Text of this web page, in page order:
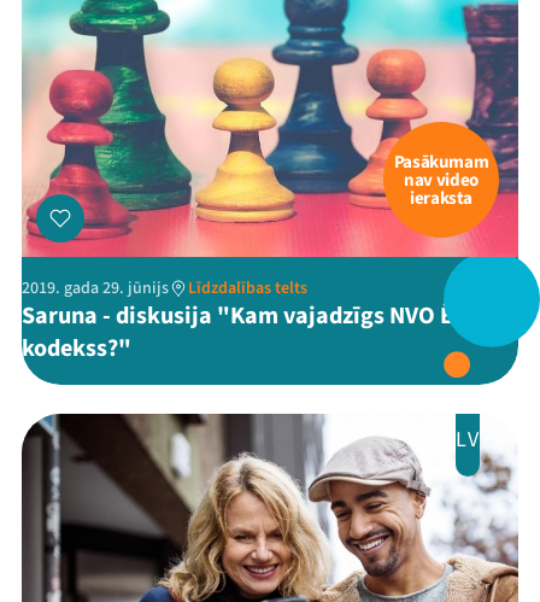
Mana programma
Festivāls
Arhīvs
Viņi bija LAMPĀ 2026
Jaunumi
Ziedo
Pasākumam
nav video
ieraksta
2019. gada 29. jūnijs Līdzdalības telts
Saruna - diskusija "Kam vajadzīgs NVO Ētikas
kodekss?"
LV